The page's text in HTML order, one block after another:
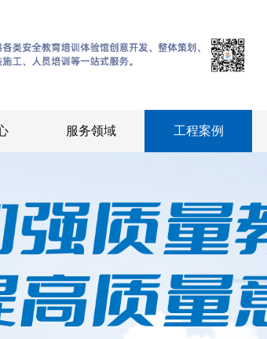
服务领域 工程案例